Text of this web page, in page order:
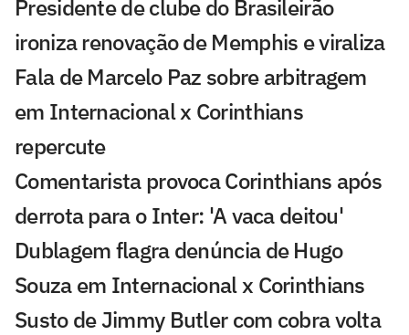
Presidente de clube do Brasileirão
ironiza renovação de Memphis e viraliza
Fala de Marcelo Paz sobre arbitragem
em Internacional x Corinthians
repercute
Comentarista provoca Corinthians após
derrota para o Inter: 'A vaca deitou'
Dublagem flagra denúncia de Hugo
Souza em Internacional x Corinthians
Susto de Jimmy Butler com cobra volta